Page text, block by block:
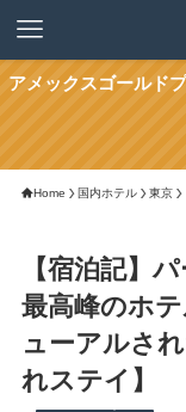
アメックスゴールド
Home 国内ホテル 東京
【宿泊記】
最高峰のホ
ューアルさ
れステイ】